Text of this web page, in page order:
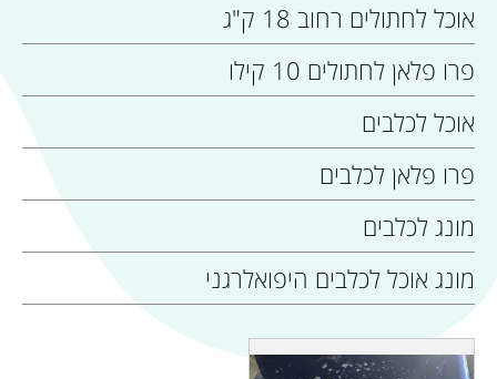
אוכל לחתולים רחוב 18 ק"ג
פרו פלאן לחתולים 10 קילו
אוכל לכלבים
פרו פלאן לכלבים
מונג לכלבים
מונג אוכל לכלבים היפואלרגני